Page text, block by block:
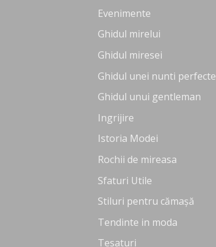
Evenimente
Ghidul mirelui
Ghidul miresei
Ghidul unei nunti perfecte
Ghidul unui gentleman
Ingrijire
Istoria Modei
Rochii de mireasa
Sfaturi Utile
Stiluri pentru cămașă
Tendinte in moda
Tesaturi